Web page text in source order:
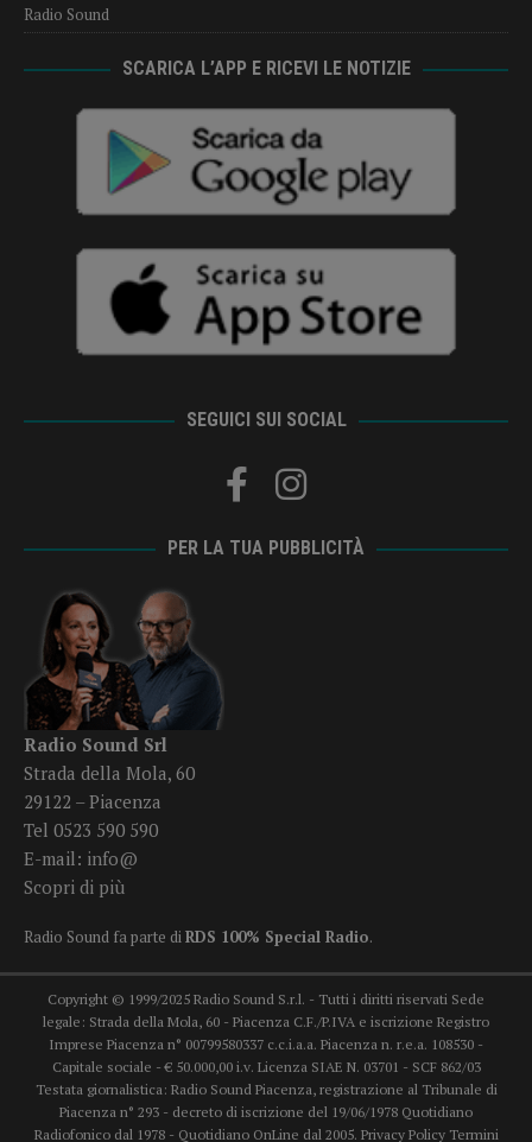
Radio Sound
SCARICA L’APP E RICEVI LE NOTIZIE
SEGUICI SUI SOCIAL
PER LA TUA PUBBLICITÀ
Radio Sound Srl
Strada della Mola, 60
29122 – Piacenza
Tel 0523 590 590
E-mail: info@
Scopri di più
Radio Sound fa parte diRDS 100% Special Radio.
Copyright © 1999/2025 Radio Sound S.r.l. - Tutti i diritti riservati Sede
legale: Strada della Mola, 60 - Piacenza C.F./P.IVA e iscrizione Registro
Imprese Piacenza n° 00799580337 c.c.i.a.a. Piacenza n. r.e.a. 108530 -
Capitale sociale - € 50.000,00 i.v. Licenza SIAE N. 03701 - SCF 862/03
Testata giornalistica: Radio Sound Piacenza, registrazione al Tribunale di
Piacenza n° 293 - decreto di iscrizione del 19/06/1978 Quotidiano
Radiofonico dal 1978 - Quotidiano OnLine dal 2005. Privacy Policy Termini